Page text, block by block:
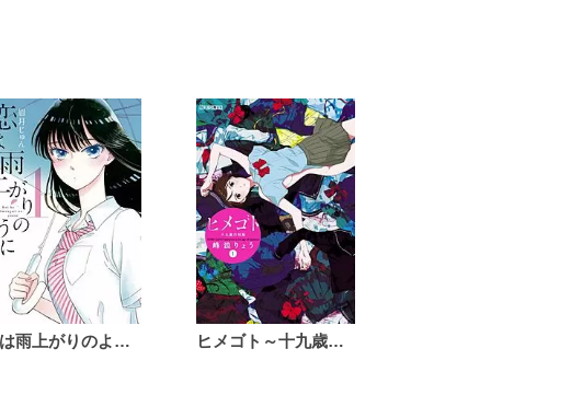
恋は雨上がりのように ヒメゴト～十九歳の制服～